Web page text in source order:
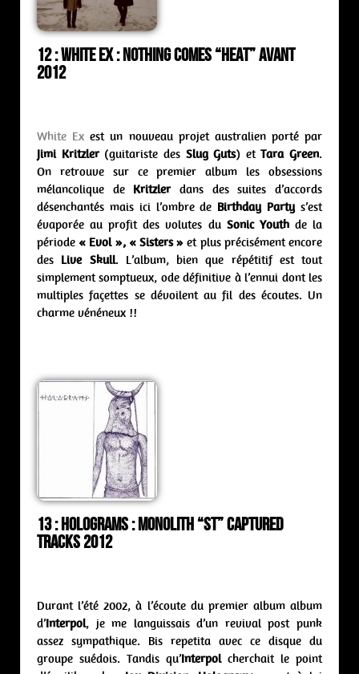
12 : White Ex : nothing comes “Heat” Avant
2012
White Ex est un nouveau projet australien porté par
Jimi Kritzler(guitariste des Slug Guts) etTara Green.
On retrouve sur ce premier album les obsessions
mélancolique de Kritzlerdans des suites d’accords
désenchantés mais ici l’ombre de Birthday Partys’est
évaporée au profit des volutes du Sonic Youthde la
période « Evol », « Sisters » et plus précisément encore
des Live Skull. L’album, bien que répétitif est tout
simplement somptueux, ode définitive à l’ennui dont les
multiples façettes se dévoilent au fil des écoutes. Un
charme vénéneux !!
13 : Holograms : monolith “st” Captured
Tracks 2012
Durant l’été 2002, à l’écoute du premier album album
d’Interpol, je me languissais d’un revival post punk
assez sympathique. Bis repetita avec ce disque du
groupe suédois. Tandis qu’Interpolcherchait le point